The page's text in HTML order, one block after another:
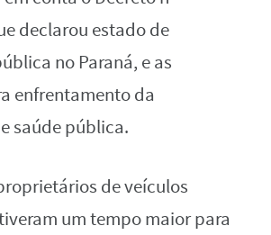
declarou estado de
no Paraná, e as
enfrentamento da
saúde pública.
de veículos
um tempo maior para